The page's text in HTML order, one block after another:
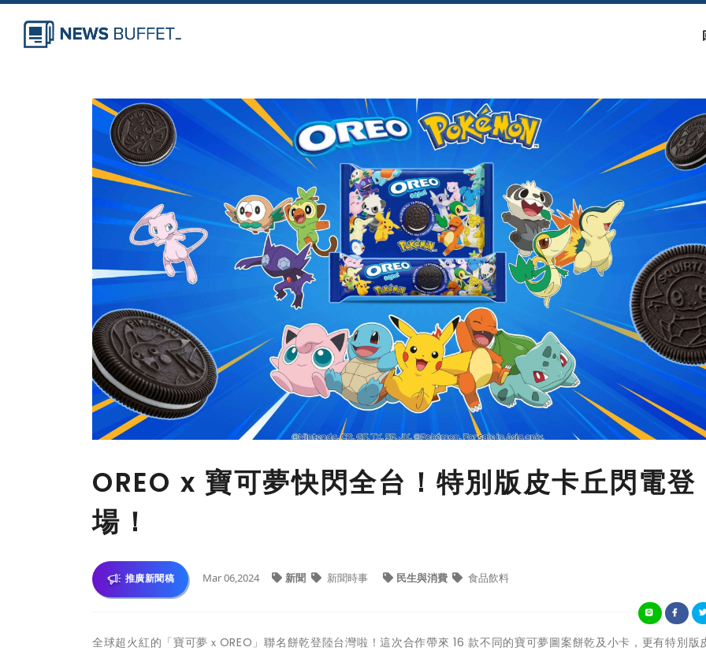
OREO x 寶可夢快閃全台！特別版皮卡丘閃電登
場！
推廣新聞稿 Mar 06,2024 新聞 新聞時事 民生與消費 食品飲料
全球超火紅的「寶可夢ｘOREO」聯名餅乾登陸台灣啦！這次合作帶來 16 款不同的寶可夢圖案餅乾及小卡，更有特別版